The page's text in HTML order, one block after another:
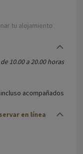
tu alojamiento
10.00 a 20.00 horas
acompañados
en línea